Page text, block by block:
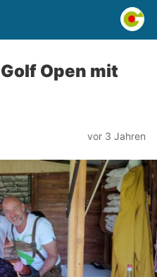
Open mit
vor 3 Jahren